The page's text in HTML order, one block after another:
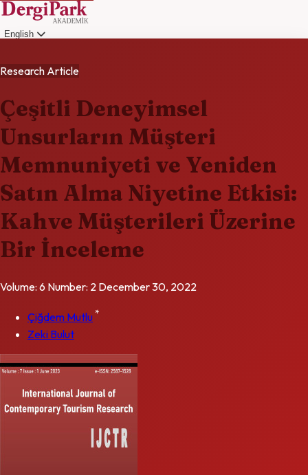
English
Research Article
Çeşitli Deneyimsel
Unsurların Müşteri
Memnuniyeti ve Yeniden
Satın Alma Niyetine Etkisi:
Kahve Müşterileri Üzerine
Bir İnceleme
Volume: 6 Number: 2 December 30, 2022
Çiğdem Mutlu *
Zeki Bulut